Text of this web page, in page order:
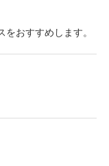
おすすめします。